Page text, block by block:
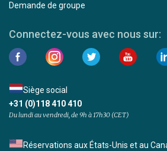
Demande de groupe
Connectez-vous avec nous sur:
Siège social
+31 (0)118 410 410
Du lundi au vendredi, de 9h à 17h30 (CET)
Réservations aux États-Unis et au